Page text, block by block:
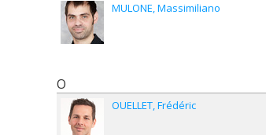
MULONE Massimiliano
O
OUELLET Frédéric